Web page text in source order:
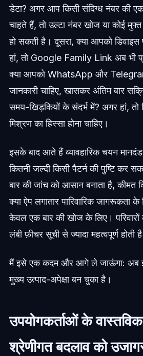
डेटा? अगर आप किसी संदिग्ध नंबर की
चाहते हैं, तो उल्टा नंबर खोज या कोई
हो सकती है। दूसरा, क्या आपको डिवाइस
हां, तो Google Family Link अब भी
क्या आपको WhatsApp और
जानकारी चाहिए, खासकर अंतिम बार
समय-खिड़कियों के संदर्भ में? अगर हां,
मिश्रण का हिस्सा होना चाहिए।
इसके बाद आते हैं व्यावहारिक चयन
कितनी जल्दी किसी पैटर्न की पुष्टि कर
बार की जांच को आसान बनाता है, कीमत
क्या ऐप लगातार पारिवारिक जागरूकता के
केवल एक बार की खोज के लिए।
लंबी फ़ीचर सूची से ज्यादा महत्वपूर्ण होती
मैं इसे एक कदम और आगे ले जाऊंगा: अब
मुख्य उत्पाद-अपेक्षा बन चुका है।
उपयोगकर्ताओं के
श्रेणीगत बदलाव को